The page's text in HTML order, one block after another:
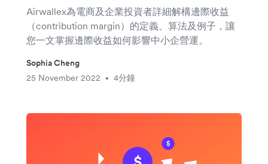
Airwallex為電商及企業投資者詳細解構邊際收益
（contribution margin）的定義、算法及例子，讓
您一文掌握邊際收益如何影響中小企營運。
Sophia Cheng
25 November 2022
• 4分鐘